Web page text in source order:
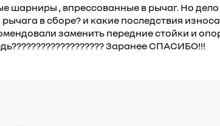
, впрессованные в рычаг. Но дело
в сборе? и какие последствия
заменить передние стойки и
Заранее СПАСИБО!!!